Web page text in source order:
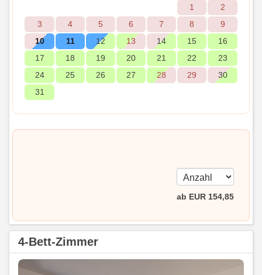
1
2
3
4 5 6 7 8
9
10
11 12 13 14 15
16
17
18 19 20 21 22
23
24
25 26 27 28 29
30
31
ab EUR 154,85
4-Bett-Zimmer